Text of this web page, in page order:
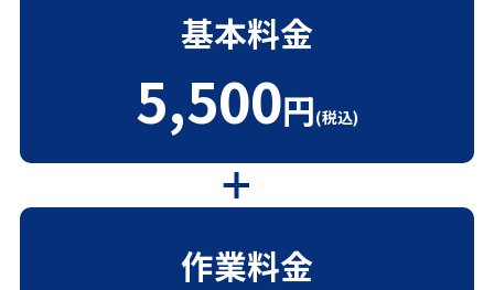
基本料金
5,500円(税込)
作業料金